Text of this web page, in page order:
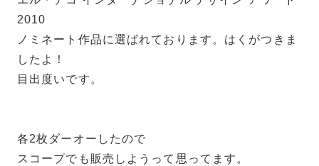
2010
ノミネート作品に選ばれております。はくがつきま
したよ！
目出度いです。
各2枚ダーオーしたので
スコープでも販売しようって思ってます。